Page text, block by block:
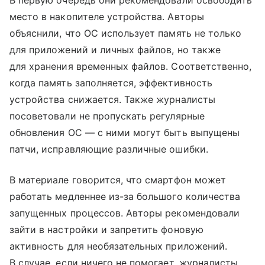
место в накопителе устройства. Авторы
объяснили, что ОС использует память не только
для приложений и личных файлов, но также
для хранения временных файлов. Соответственно,
когда память заполняется, эффективность
устройства снижается. Также журналисты
посоветовали не пропускать регулярные
обновления ОС — с ними могут быть выпущены
патчи, исправляющие различные ошибки.
В материале говорится, что смартфон может
работать медленнее из-за большого количества
запущенных процессов. Авторы рекомендовали
зайти в настройки и запретить фоновую
активность для необязательных приложений.
В случае, если ничего не помогает, журналисты